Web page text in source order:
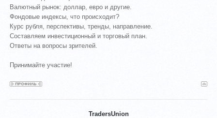
Валютный рынок: доллар, евро и другие.
Фондовые индексы, что происходит?
Курс рубля, перспективы, тренды, направление.
Составляем инвестиционный и торговый план.
Ответы на вопросы зрителей.
Принимайте участие!
TradersUnion